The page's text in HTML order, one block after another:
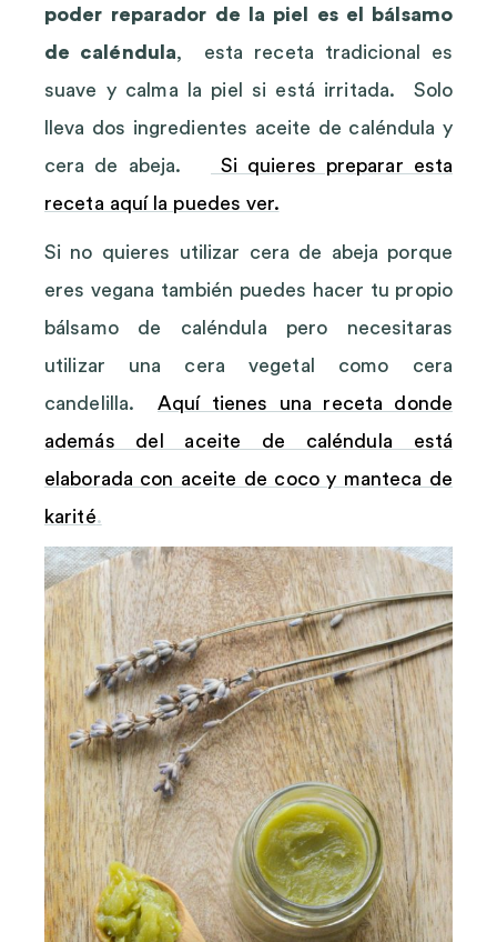
poder reparador de la piel es el bálsamo
de caléndula, esta receta tradicional es
suave y calma la piel si está irritada. Solo
lleva dos ingredientes aceite de caléndula y
cera de abeja.
Si quieres preparar esta
receta aquí la puedes ver.
Si no quieres utilizar cera de abeja porque
eres vegana también puedes hacer tu propio
bálsamo de caléndula pero necesitaras
utilizar una cera vegetal como cera
candelilla. Aquí tienes una receta donde
además del aceite de caléndula está
elaborada con aceite de coco y manteca de
karité.